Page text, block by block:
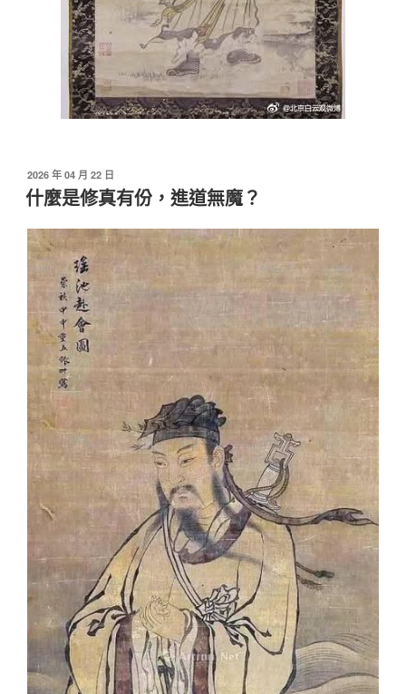
發
佈
於
2026 年 04 月 22 日
什麼是修真有份，進道無魔？